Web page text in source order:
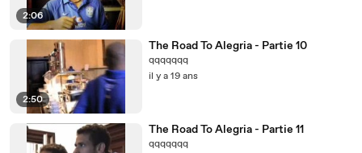
2:06
2:50
The Road To Alegria - Partie 10
qqqqqqq
il y a 19 ans
The Road To Alegria - Partie 11
qqqqqqq